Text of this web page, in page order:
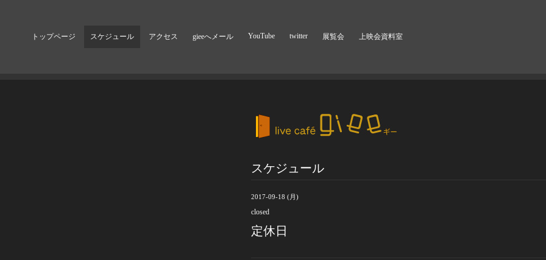
トップページ スケジュール アクセス gieeへメール YouTube twitter 展覧会 上映会資料室
スケジュール
2017-09-18 (月)
closed
定休日